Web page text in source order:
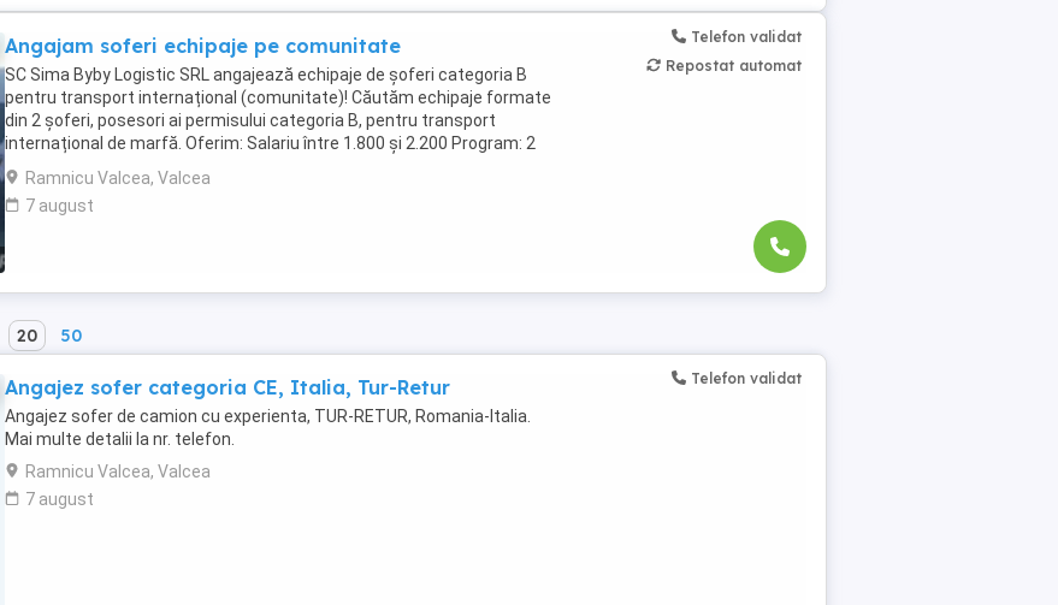
Angajam soferi echipaje pe comunitate
SC Sima Byby Logistic SRL angajează echipaje de șoferi categoria B
pentru transport internațional (comunitate)! Căutăm echipaje formate
din 2 șoferi, posesori ai permisului categoria B, pentru transport
internațional de marfă. Oferim: Salariu între 1.800 și 2.200 Program: 2
luni plecați 2 săptămâni ...
Ramnicu Valcea, Valcea
7 august
Telefon validat
Repostat automat
20 50
Angajez sofer categoria CE, Italia, Tur-Retur
Angajez sofer de camion cu experienta, TUR-RETUR, Romania-Italia.
Mai multe detalii la nr. telefon.
Ramnicu Valcea, Valcea
7 august
Telefon validat